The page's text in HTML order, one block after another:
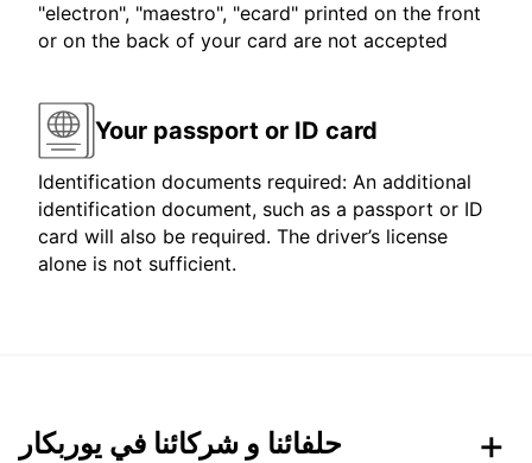
"electron", "maestro", "ecard" printed on the front
or on the back of your card are not accepted
Your passport or ID card
Identification documents required: An additional
identification document, such as a passport or ID
card will also be required. The driver’s license
alone is not sufficient.
حلفائنا و شركائنا في يوربكار